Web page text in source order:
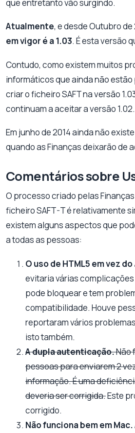
que entretanto vão surgindo.
Atualmente, e desde Outubro de
em vigor é a 1.03. É esta versão
Contudo, como existem muitos
informáticos que ainda não
criar o ficheiro SAFT na versão
continuam a aceitar a versão 1.02.
Em junho de 2014 ainda não
quando as Finanças deixarão de
Comentários sobre
O processo criado pelas
ficheiro SAFT-T é relativamente
existem alguns aspectos que
a todas as pessoas:
O uso de HTML5 em vez do
evitaria várias
pode bloquear e tem
compatibilidade. Houve
reportaram vários
isto também.
A dupla autenticação.Não
pessoas para enviarem 2
informação. É uma
deveria ser corrigida.Este
corrigido.
Não funciona bem em Mac.